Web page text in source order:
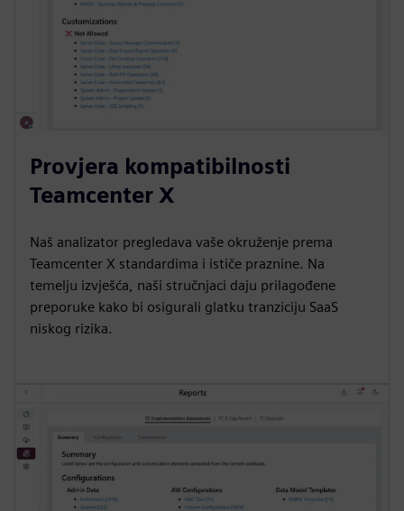
Provjera kompatibilnosti
Teamcenter X
Naš analizator pregledava vaše okruženje prema
Teamcenter X standardima i ističe praznine. Na
temelju izvješća, naši stručnjaci daju prilagođene
preporuke kako bi osigurali glatku tranziciju SaaS
niskog rizika.